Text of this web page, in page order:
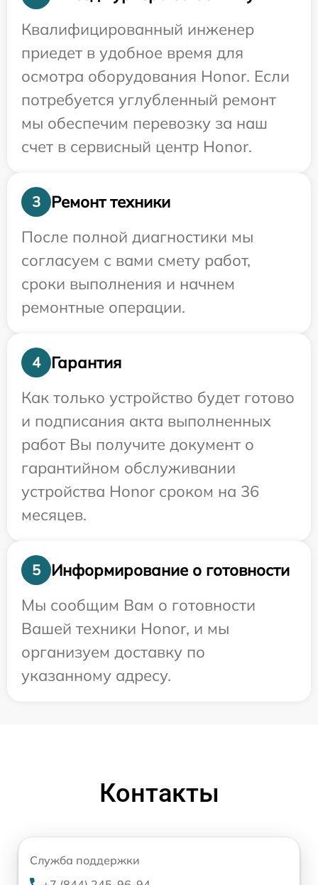
Квалифицированный инженер
приедет в удобное время для
осмотра оборудования Honor. Если
потребуется углубленный ремонт
мы обеспечим перевозку за наш
счет в сервисный центр Honor.
3
Ремонт техники
После полной диагностики мы
согласуем с вами смету работ,
сроки выполнения и начнем
ремонтные операции.
4
Гарантия
Как только устройство будет готово
и подписания акта выполненных
работ Вы получите документ о
гарантийном обслуживании
устройства Honor сроком на 36
месяцев.
5
Информирование о готовности
Мы сообщим Вам о готовности
Вашей техники Honor, и мы
организуем доставку по
указанному адресу.
Контакты
Служба поддержки